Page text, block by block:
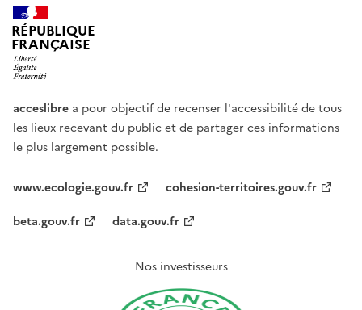
RÉPUBLIQUE
FRANÇAISE
acceslibre a pour objectif de recenser l'accessibilité de tous
les lieux recevant du public et de partager ces informations
le plus largement possible.
www.ecologie.gouv.fr
cohesion-territoires.gouv.fr
beta.gouv.fr
data.gouv.fr
Nos investisseurs